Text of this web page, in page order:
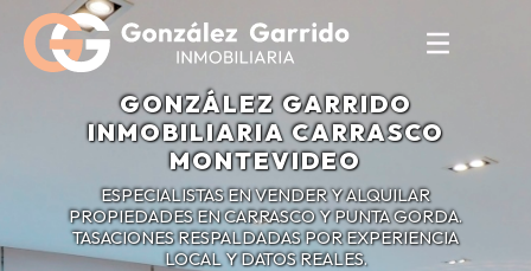
GONZÁLEZ GARRIDO
INMOBILIARIA CARRASCO
MONTEVIDEO
ESPECIALISTAS EN VENDER Y ALQUILAR
PROPIEDADES EN CARRASCO Y PUNTA GORDA.
TASACIONES RESPALDADAS POR EXPERIENCIA
LOCAL Y DATOS REALES.